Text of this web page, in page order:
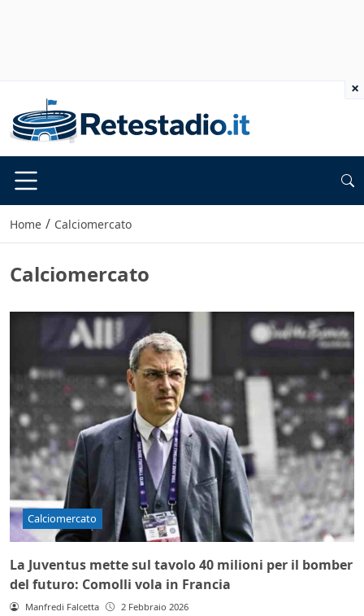
Home / Calciomercato
Calciomercato
Calciomercato
La Juventus mette sul tavolo 40 milioni per il bomber
del futuro: Comolli vola in Francia
Manfredi Falcetta 2 Febbraio 2026
×